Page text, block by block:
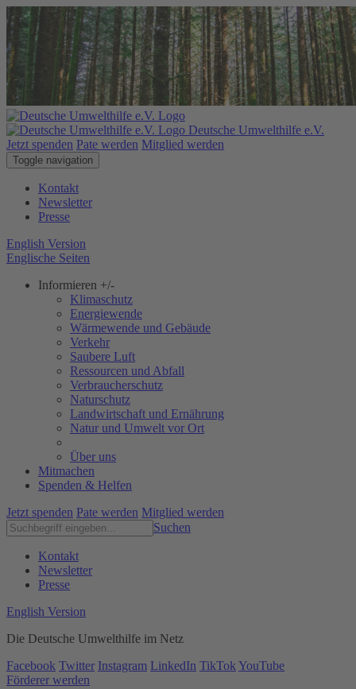
Deutsche Umwelthilfe e.V.
Jetzt spenden Pate werden Mitglied werden
Toggle navigation
Kontakt
Newsletter
Presse
English Version
Englische Seiten
Informieren +/-
Klimaschutz
Energiewende
Wärmewende und Gebäude
Verkehr
Saubere Luft
Ressourcen und Abfall
Verbraucherschutz
Naturschutz
Landwirtschaft und Ernährung
Natur und Umwelt vor Ort
Über uns
Mitmachen
Spenden & Helfen
Jetzt spenden Pate werden Mitglied werden
Suchen
Kontakt
Newsletter
Presse
English Version
Die Deutsche Umwelthilfe im Netz
Facebook Twitter Instagram LinkedIn TikTok YouTube
Förderer werden